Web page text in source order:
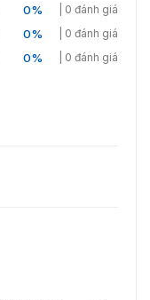
0% | 0 đánh giá
0% | 0 đánh giá
0% | 0 đánh giá